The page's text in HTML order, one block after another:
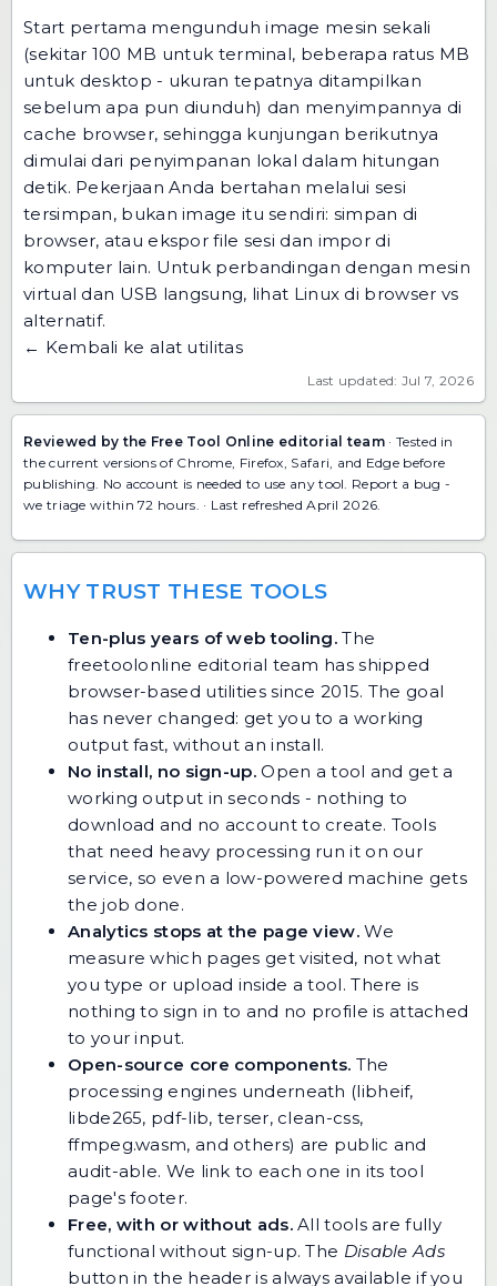
Start pertama mengunduh image mesin sekali
(sekitar 100 MB untuk terminal, beberapa ratus MB
untuk desktop - ukuran tepatnya ditampilkan
sebelum apa pun diunduh) dan menyimpannya di
cache browser, sehingga kunjungan berikutnya
dimulai dari penyimpanan lokal dalam hitungan
detik. Pekerjaan Anda bertahan melalui sesi
tersimpan, bukan image itu sendiri: simpan di
browser, atau ekspor file sesi dan impor di
komputer lain. Untuk perbandingan dengan mesin
virtual dan USB langsung, lihat Linux di browser vs
alternatif.
← Kembali ke alat utilitas
Last updated: Jul 7, 2026
Reviewed by the Free Tool Online editorial team · Tested in
the current versions of Chrome, Firefox, Safari, and Edge before
publishing. No account is needed to use any tool. Report a bug -
we triage within 72 hours. · Last refreshed April 2026.
WHY TRUST THESE TOOLS
Ten-plus years of web tooling. The
freetoolonline editorial team has shipped
browser-based utilities since 2015. The goal
has never changed: get you to a working
output fast, without an install.
No install, no sign-up.Open a tool and get a
working output in seconds - nothing to
download and no account to create. Tools
that need heavy processing run it on our
service, so even a low-powered machine gets
the job done.
Analytics stops at the page view.We
measure which pages get visited, not what
you type or upload inside a tool. There is
nothing to sign in to and no profile is attached
to your input.
Open-source core components. The
processing engines underneath (libheif,
libde265, pdf-lib, terser, clean-css,
ffmpeg.wasm, and others) are public and
audit-able. We link to each one in its tool
page's footer.
Free, with or without ads.All tools are fully
functional without sign-up. The Disable Ads
button in the header is always available if you